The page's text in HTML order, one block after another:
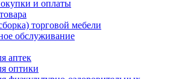
и оплаты
торговой мебели
обслуживание
аптек
оптики